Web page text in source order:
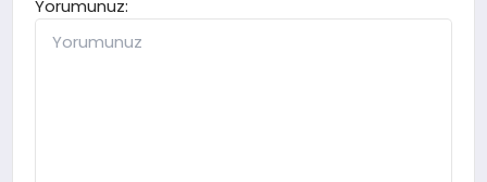
Yorumunuz: